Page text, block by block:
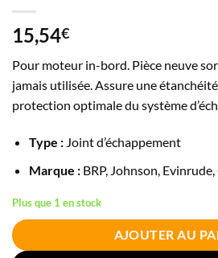
15,54€
Pour moteur in-bord. Pièce neuve
jamais utilisée. Assure une
protection optimale du système
Type :Joint d’échappement
Marque :BRP, Johnson,
Plus que 1 en stock
AJOUTER AU